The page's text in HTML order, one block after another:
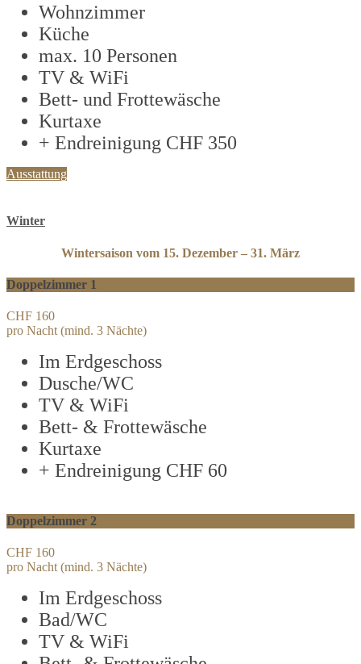
Wohnzimmer
Küche
max. 10 Personen
TV & WiFi
Bett- und Frottewäsche
Kurtaxe
+ Endreinigung CHF 350
Ausstattung
Winter
Wintersaison vom 15. Dezember – 31. März
Doppelzimmer 1
CHF 160
pro Nacht (mind. 3 Nächte)
Im Erdgeschoss
Dusche/WC
TV & WiFi
Bett- & Frottewäsche
Kurtaxe
+ Endreinigung CHF 60
Doppelzimmer 2
CHF 160
pro Nacht (mind. 3 Nächte)
Im Erdgeschoss
Bad/WC
TV & WiFi